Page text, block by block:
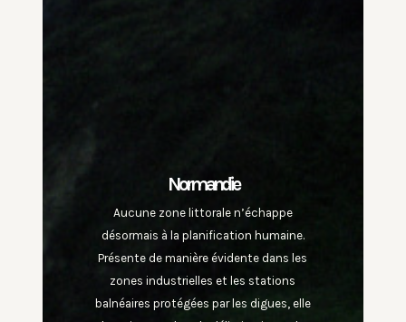
Normandie
Aucune zone littorale n’échappe
désormais à la planification humaine.
Présente de manière évidente dans les
zones industrielles et les stations
balnéaires protégées par les digues, elle